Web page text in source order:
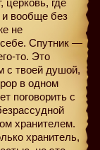
и вообще без
не
себе. Спутник —
то. Это
с твоей душой,
в одном
поговорить с
хранителем.
хранитель,